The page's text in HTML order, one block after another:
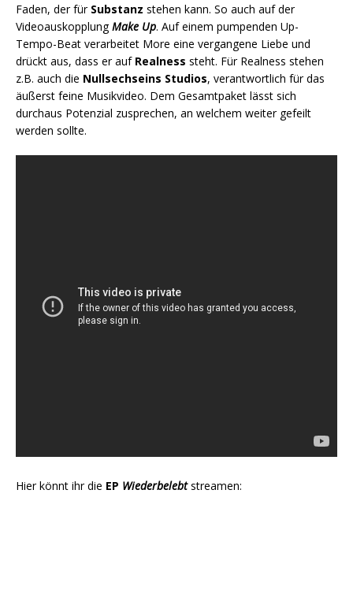
Faden, der für Substanz stehen kann. So auch auf der
VideoauskopplungMake Up. Auf einem pumpenden Up-
Tempo-Beat verarbeitet More eine vergangene Liebe und
drückt aus, dass er auf Realness steht. Für Realness stehen
z.B. auch die Nullsechseins Studios, verantwortlich für das
äußerst feine Musikvideo. Dem Gesamtpaket lässt sich
durchaus Potenzial zusprechen, an welchem weiter gefeilt
werden sollte.
Hier könnt ihr die EP Wiederbelebtstreamen: